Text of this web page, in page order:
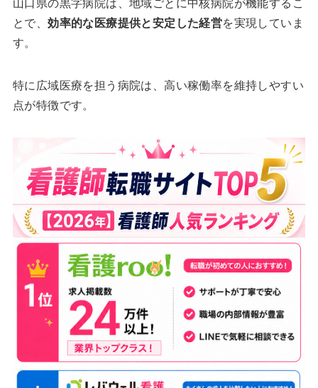
とで、効率的な医療提供と安定した経営を実現していま
す。
特に広域医療を担う病院は、高い稼働率を維持しやすい
点が特徴です。